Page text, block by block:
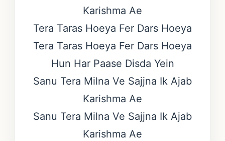
Karishma Ae
Tera Taras Hoeya Fer Dars Hoeya
Tera Taras Hoeya Fer Dars Hoeya
Hun Har Paase Disda Yein
Sanu Tera Milna Ve Sajjna Ik Ajab
Karishma Ae
Sanu Tera Milna Ve Sajjna Ik Ajab
Karishma Ae